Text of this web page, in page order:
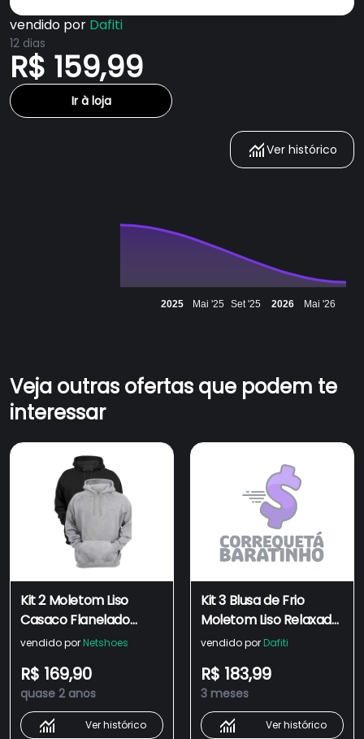
vendido por Dafiti
12 dias
R$ 159,99
Ir à loja
Ver histórico
2025 Mai '25 Set '25 2026 Mai '26
Veja outras ofertas que podem te
interessar
Kit 2 Moletom Liso
Casaco Flanelado
Blusa de Frio Canguru
vendido por Netshoes
R$ 169,90
quase 2 anos
Ver histórico
Kit 3 Blusa de Frio
Moletom Liso Relaxado
Casaco Canguru
Inverno
vendido por Dafiti
R$ 183,99
3 meses
Ver histórico